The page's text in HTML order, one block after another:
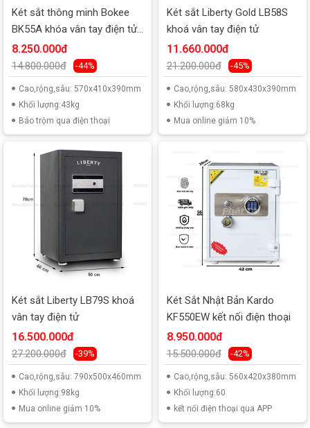
Két sắt thông minh Bokee
BK55A khóa vân tay điện tử
kết nối điện thoại
8.250.000đ
14.800.000đ -44%
Cao,rộng,sâu: 570x410x390mm
Khối lượng:43kg
Báo trộm qua điện thoại
Két sắt Liberty Gold LB58S
khoá vân tay điện tử
11.660.000đ
21.200.000đ -45%
Cao,rộng,sâu: 580x430x390mm
Khối lượng:68kg
Mua online giảm 10%
Két sắt Liberty LB79S khoá
vân tay điện tử
16.500.000đ
27.200.000đ -39%
Cao,rộng,sâu: 790x500x460mm
Khối lượng:98kg
Mua online giảm 10%
Két Sắt Nhật Bản Kardo
KF550EW kết nối điện thoại
8.950.000đ
15.500.000đ -42%
Cao,rộng,sâu: 560x420x380mm
Khối lượng:60
kết nối điện thoại qua APP